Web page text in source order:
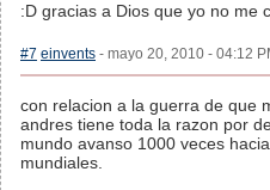
:D gracias a Dios que yo no me
#7 einvents - mayo 20, 2010 - 04:12
con relacion a la guerra de que
andres tiene toda la razon por
mundo avanso 1000 veces
mundiales.